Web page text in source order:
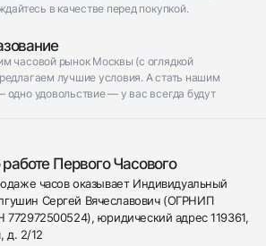
в качестве перед покупкой.
часовой рынок Москвы (с оглядкой
лучшие условия. А стать нашим
удовольствие — у вас всегда будут
Первого Часового
часов оказывает Индивидуальный
Сергей Вячеславович (ОГРНИП
772972500524), юридический адрес 119361,
д. 2/12